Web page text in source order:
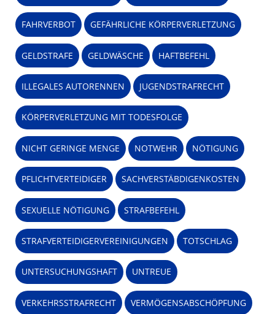
FAHRVERBOT GEFÄHRLICHE KÖRPERVERLETZUNG
GELDSTRAFE GELDWÄSCHE HAFTBEFEHL
ILLEGALES AUTORENNEN JUGENDSTRAFRECHT
KÖRPERVERLETZUNG MIT TODESFOLGE
NICHT GERINGE MENGE NOTWEHR NÖTIGUNG
PFLICHTVERTEIDIGER SACHVERSTÄBDIGENKOSTEN
SEXUELLE NÖTIGUNG STRAFBEFEHL
STRAFVERTEIDIGERVEREINIGUNGEN TOTSCHLAG
UNTERSUCHUNGSHAFT UNTREUE
VERKEHRSSTRAFRECHT VERMÖGENSABSCHÖPFUNG